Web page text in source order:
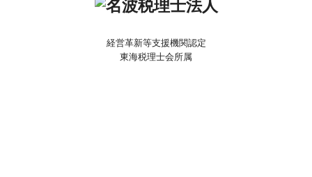
経営革新等支援機関認定
東海税理士会所属